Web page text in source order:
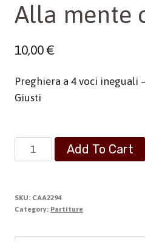
Alla mente
10,00€
Preghiera a 4 voci ineguali
Giusti
Alla
mente
quantity
Add To Cart
SKU: CAA2294
Category: Partiture